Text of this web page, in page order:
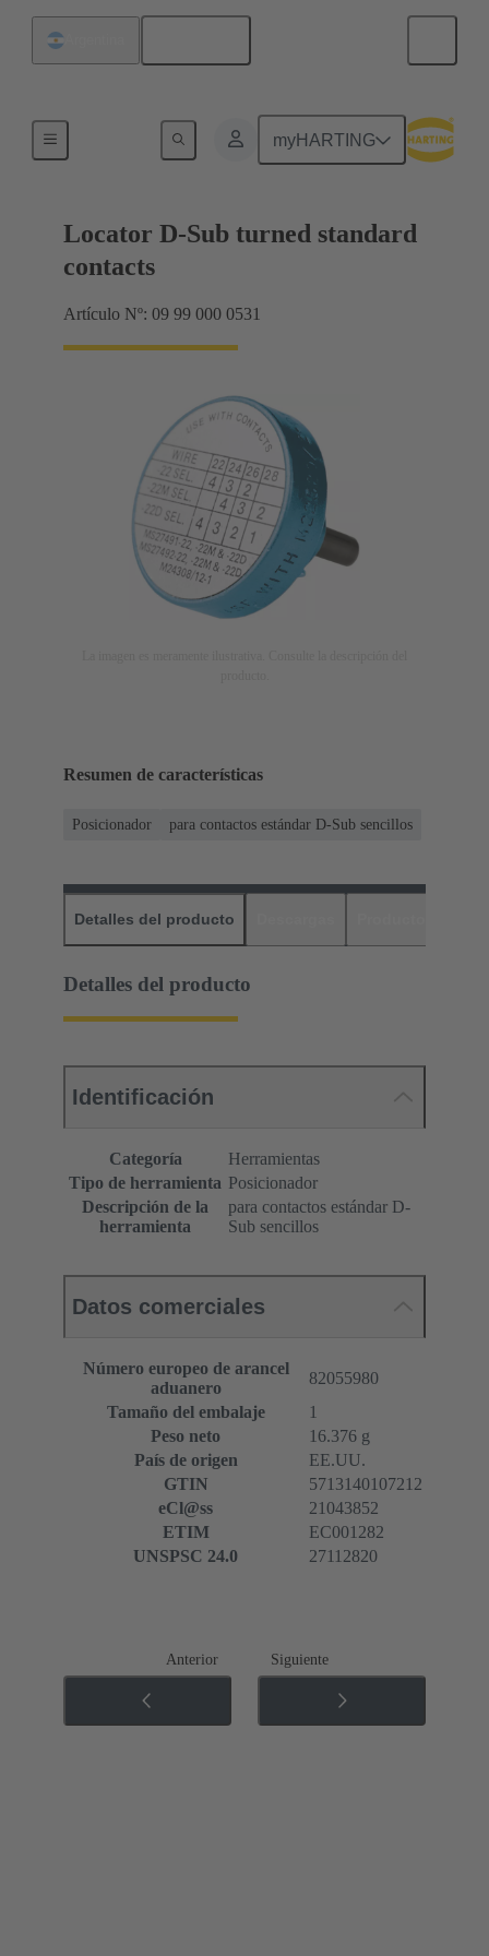
myHARTING
Locator D-Sub turned standard
contacts
Artículo Nº: 09 99 000 0531
Resumen de características
Posicionador para contactos estándar D-Sub sencillos
Detalles del producto
Detalles del producto
Identificación
Categoría
Herramientas
Tipo de herramienta Posicionador
Descripción de la
herramienta
para contactos estándar D-
Sub sencillos
Datos comerciales
Número europeo de arancel
aduanero
82055980
Tamaño del embalaje
1
Peso neto
16.376 g
País de origen
EE.UU.
GTIN
5713140107212
eCl@ss
21043852
ETIM
EC001282
UNSPSC 24.0
27112820
Anterior Siguiente